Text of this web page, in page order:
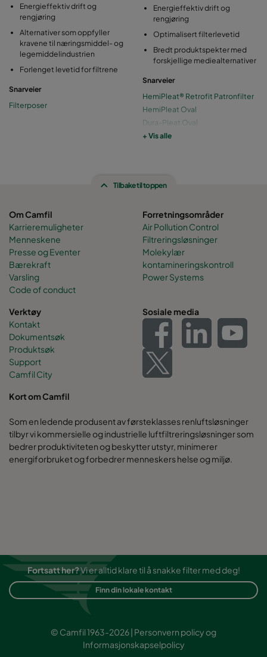
Energieffektiv drift og
rengjøring
Alternativer som oppfyller
kravene til næringsmiddel- og
legemiddelindustrien
Forlenget levetid for filtrene
Snarveier
Filterposer
Energieffektiv drift og
rengjøring
Optimalisert filterlevetid
Bredt produktspekter med
forskjellige mediealternativer
Snarveier
HemiPleat® Retrofit Patronfilter
HemiPleat Oval
Dura-Pleat Oval
Filterplater
+ Vis alle
Tilbake til toppen
Om Camfil
Karrieremuligheter
Menneskene
Presse og Eventer
Bærekraft
Varsling
Code of conduct
Forretningsområder
Air Pollution Control
Filtreringsløsninger
Molekylær
kontamineringskontroll
Power Systems
Verktøy
Kontakt
Dokumentsøk
Produktsøk
Support
Camfil City
Sosiale media
Kort om Camfil
Som en ledende produsent av førsteklasses renluftsløsninger
tilbyr vi kommersielle og industrielle luftfiltreringsløsninger som
bedrer produktiviteten og beskytter utstyr, minimerer
energiforbruket og forbedrer menneskers helse og miljø.
Fortsatt her?Vi er alltid klare til å snakke filter med deg!
Finn din lokale kontakt
© Camfil 1963-2026 | Personvern policyog
Informasjonskapselpolicy